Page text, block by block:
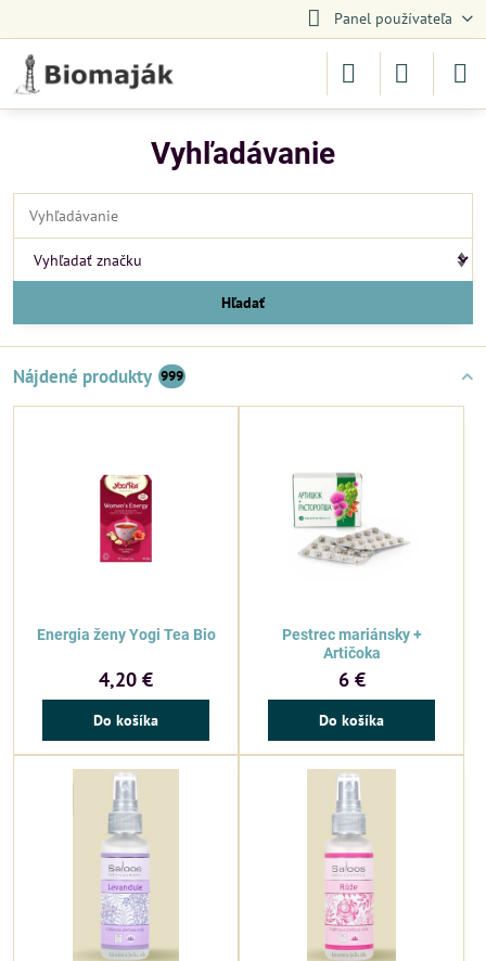
Panel používateľa
Vyhľadávanie
Hľadať
Nájdené produkty 999
Energia ženy Yogi Tea Bio
4,20 €
Do košíka
Pestrec mariánsky +
Artičoka
6 €
Do košíka